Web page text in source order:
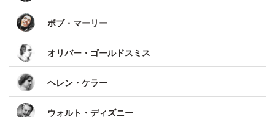
ボブ・マーリー
オリバー・ゴールドスミス
ヘレン・ケラー
ウォルト・ディズニー